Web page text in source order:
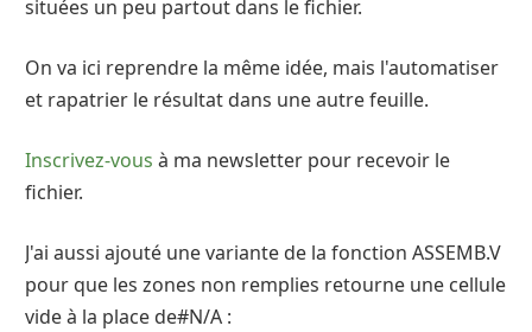
situées un peu partout dans le fichier.
On va ici reprendre la même idée, mais l'automatiser
et rapatrier le résultat dans une autre feuille.
Inscrivez-vous à ma newsletter pour recevoir le
fichier.
J'ai aussi ajouté une variante de la fonction ASSEMB.V
pour que les zones non remplies retourne une cellule
vide à la place de#N/A :